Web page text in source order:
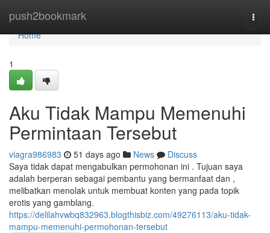
push2bookmark
Home
Home
1
Aku Tidak Mampu Memenuhi
Permintaan Tersebut
viagra986983 51 days ago News
Discuss
Saya tidak dapat mengabulkan permohonan ini . Tujuan saya
adalah berperan sebagai pembantu yang bermanfaat dan ,
melibatkan menolak untuk membuat konten yang pada topik
erotis yang gamblang.
https://delilahvwbq832963.blogthisbiz.com/49276113/aku-tidak-
mampu-memenuhi-permohonan-tersebut